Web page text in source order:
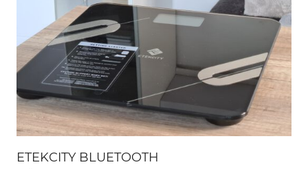
ETEKCITY BLUETOOTH